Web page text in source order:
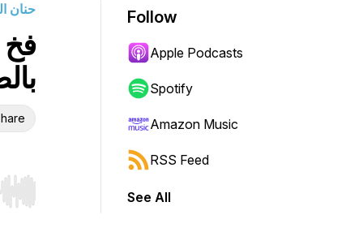
حنان
فخ
Hold shift to jump forward or backward.
Follow
Apple Podcasts
Spotify
Amazon Music
RSS Feed
See All